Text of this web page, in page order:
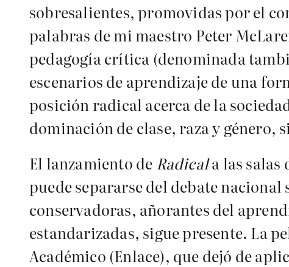
sobresalientes, promovidas por el
palabras de mi maestro Peter
pedagogía crítica (denominada
escenarios de aprendizaje de una
posición radical acerca de la
dominación de clase, raza y género,
El lanzamiento de Radicala las
puede separarse del debate nacional
conservadoras, añorantes del
estandarizadas, sigue presente. La
Académico (Enlace), que dejó de